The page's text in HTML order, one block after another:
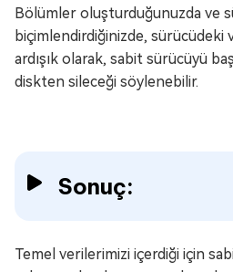
Bölümler oluşturduğunuzda ve
biçimlendirdiğinizde, sürücüdeki
ardışık olarak, sabit sürücüyü
diskten sileceği söylenebilir.
Sonuç:
Temel verilerimizi içerdiği için